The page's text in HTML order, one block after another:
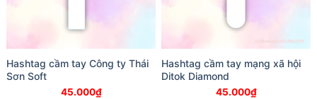
Hashtag cầm tay Công ty Thái
Sơn Soft
45.000₫
Hashtag cầm tay mạng xã hội
Ditok Diamond
45.000₫